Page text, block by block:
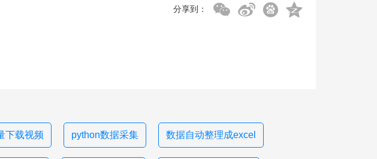
分享到：
下载视频 python数据采集 数据自动整理成excel